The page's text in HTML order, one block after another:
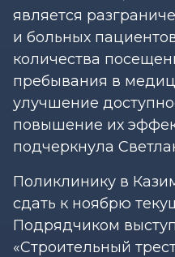
является
и больных
количества
пребывания в
улучшение
повышение их
подчеркнула
Поликлинику в
сдать к ноябрю
Подрядчиком
«Строительный